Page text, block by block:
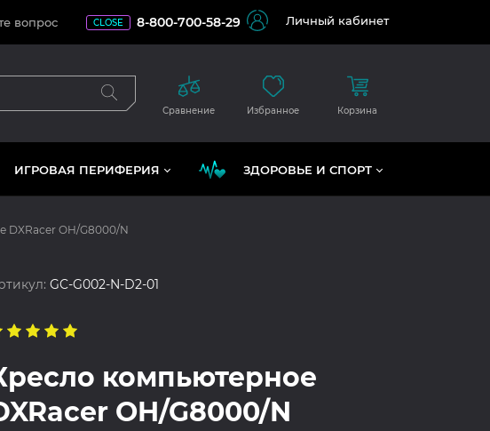
вопрос CLOSE 8-800-700-58-29 Личный кабинет
Сравнение Избранное Корзина
ИГРОВАЯ ПЕРИФЕРИЯ ЗДОРОВЬЕ И СПОРТ
DXRacer OH/G8000/N
GC-G002-N-D2-01
компьютерное
OH/G8000/N